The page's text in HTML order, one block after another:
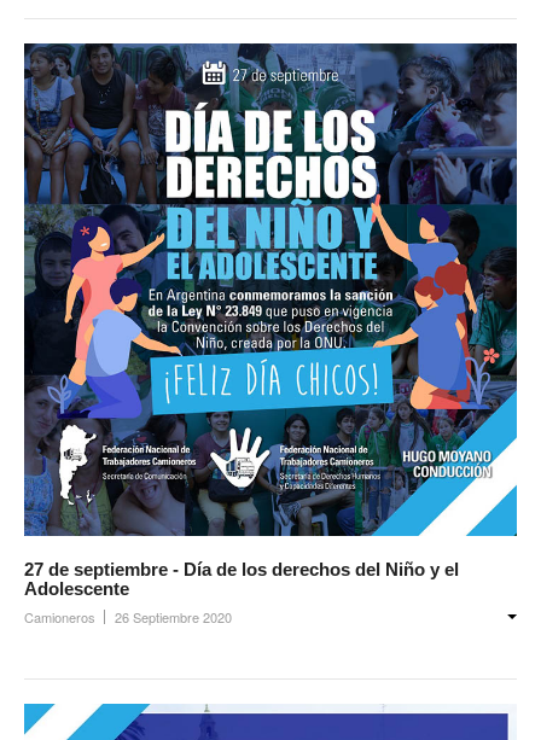
Noticias gremiales
Atención Transitoria de Anses ULAT
CCT 40/89
Psicofísico
Obra social
Oschoca
Autoridades obra social
Clínicas de atención
Seccionales oschoca
Consultorios externos
Medicamentos
Beneficios
27 de septiembre - Día de los derechos del Niño y el
Adolescente
Camioneros 26 Septiembre 2020